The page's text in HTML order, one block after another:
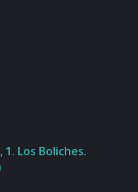
Los Boliches.